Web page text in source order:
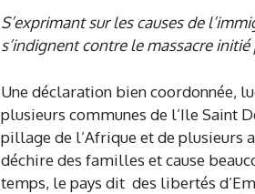
S’exprimant sur les causes de
s’indignent contre le massacre
Une déclaration bien coordonnée,
plusieurs communes de l’Ile Saint
pillage de l’Afrique et de plusieurs
déchire des familles et cause
temps, le pays dit des libertés